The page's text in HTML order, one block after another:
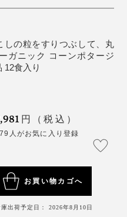
ので、お湯を注げばあっ
いないので、鮮度保つた
運びやすく、医薬品から
ですが、だんだん体が弱
とができた食べ物がコー
販のものでは受け付けて
た。
試食した時、その時の味
しの粒をすりつぶして、丸
ガニック コーンポタージ
12食入り
円（税込）
人がお気に入り登録
お買い物カゴへ
庫出荷予定日： 2026年8月10日